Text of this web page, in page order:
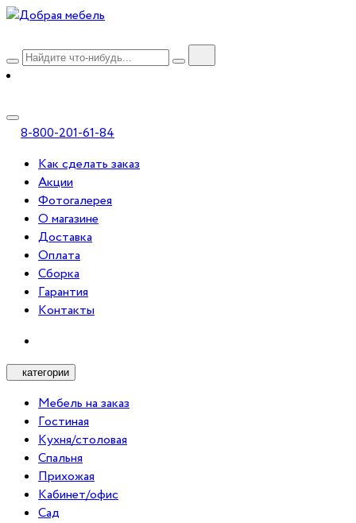
8-800-201-61-84
Как сделать заказ
Акции
Фотогалерея
О магазине
Доставка
Оплата
Сборка
Гарантия
Контакты
категории
Мебель на заказ
Гостиная
Кухня/столовая
Спальня
Прихожая
Кабинет/офис
Сад